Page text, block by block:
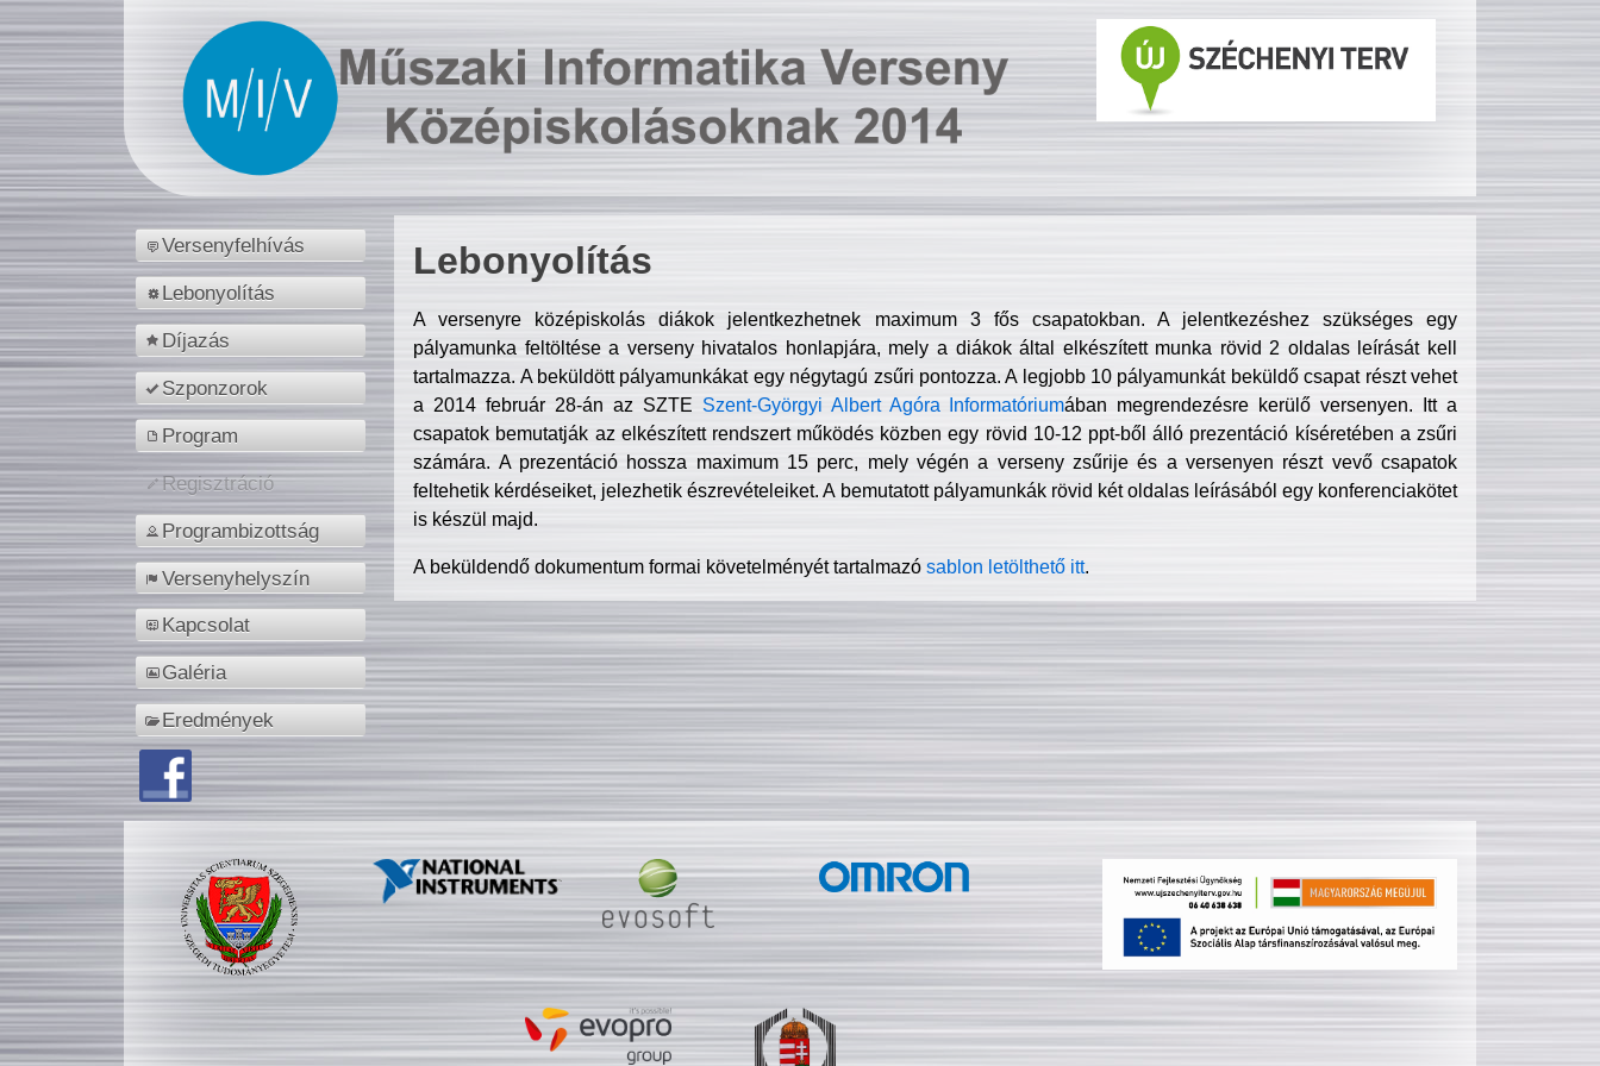
Versenyfelhívás
Lebonyolítás
Díjazás
Szponzorok
Program
Regisztráció
Programbizottság
Versenyhelyszín
Kapcsolat
Galéria
Eredmények
Lebonyolítás
A versenyre középiskolás diákok jelentkezhetnek maximum 3 fős csapatokban. A jelentkezéshez szükséges egy
pályamunka feltöltése a verseny hivatalos honlapjára, mely a diákok által elkészített munka rövid 2 oldalas leírását kell
tartalmazza. A beküldött pályamunkákat egy négytagú zsűri pontozza. A legjobb 10 pályamunkát beküldő csapat részt vehet
a 2014 február 28-án az SZTE Szent-Györgyi Albert Agóra Informatóriumában megrendezésre kerülő versenyen. Itt a
csapatok bemutatják az elkészített rendszert működés közben egy rövid 10-12 ppt-ből álló prezentáció kíséretében a zsűri
számára. A prezentáció hossza maximum 15 perc, mely végén a verseny zsűrije és a versenyen részt vevő csapatok
feltehetik kérdéseiket, jelezhetik észrevételeiket. A bemutatott pályamunkák rövid két oldalas leírásából egy konferenciakötet
is készül majd.
A beküldendő dokumentum formai követelményét tartalmazósablon letölthető itt.